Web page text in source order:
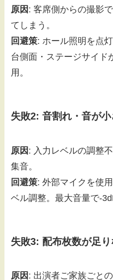
原因 : 客席側からの撮影
てしまう。
回避策: ホール照明を点
台側面・ステージサイド
用。
失敗2: 音割れ・音が
原因 : 入力レベルの調整
集音。
回避策: 外部マイクを使
ベル調整。最大音量で-
失敗3: 配布枚数が足
原因 : 出演者ご家族ごと